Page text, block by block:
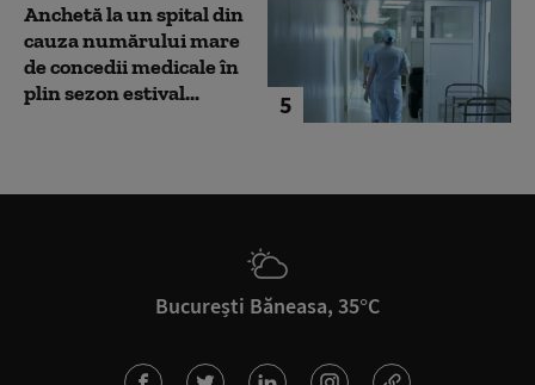
5
Anchetă la un spital din
cauza numărului mare
de concedii medicale în
plin sezon estival...
București Băneasa, 35°C